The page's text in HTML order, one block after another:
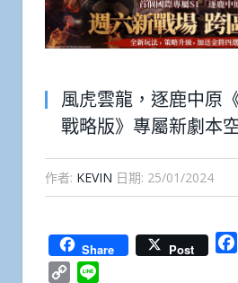
風虎雲龍，逐鹿中原
戰略版》專屬新劇本
作者: KEVIN 日期: 25/01/2024
Share Post
Copy